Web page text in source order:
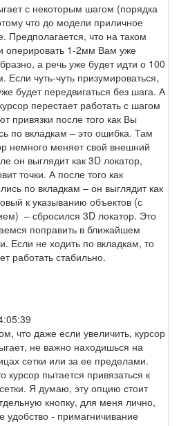
с некоторым шагом (порядка
что до модели приличное
Предполагается, что на таком
оперировать 1-2мм Вам уже
а речь уже будет идти о 100
Если чуть-чуть призумироваться,
будет передвигаться без шага. А
перестает работать с шагом
привязки после того как Вы
по вкладкам – это ошибка. Там
немного меняет свой внешний
он выглядит как 3D локатор,
точки. А после того как
по вкладкам – он выглядит как
к указыванию объектов (с
– сбросился 3D локатор. Это
поправить в ближайшем
Если не ходить по вкладкам, то
работать стабильно.
что даже если увеличить, курсор
не важно находишься на
сетки или за ее пределами.
курсор пытается привязаться к
Я думаю, эту опцию стоит
кнопку, для меня лично,
удобство - примагничивание